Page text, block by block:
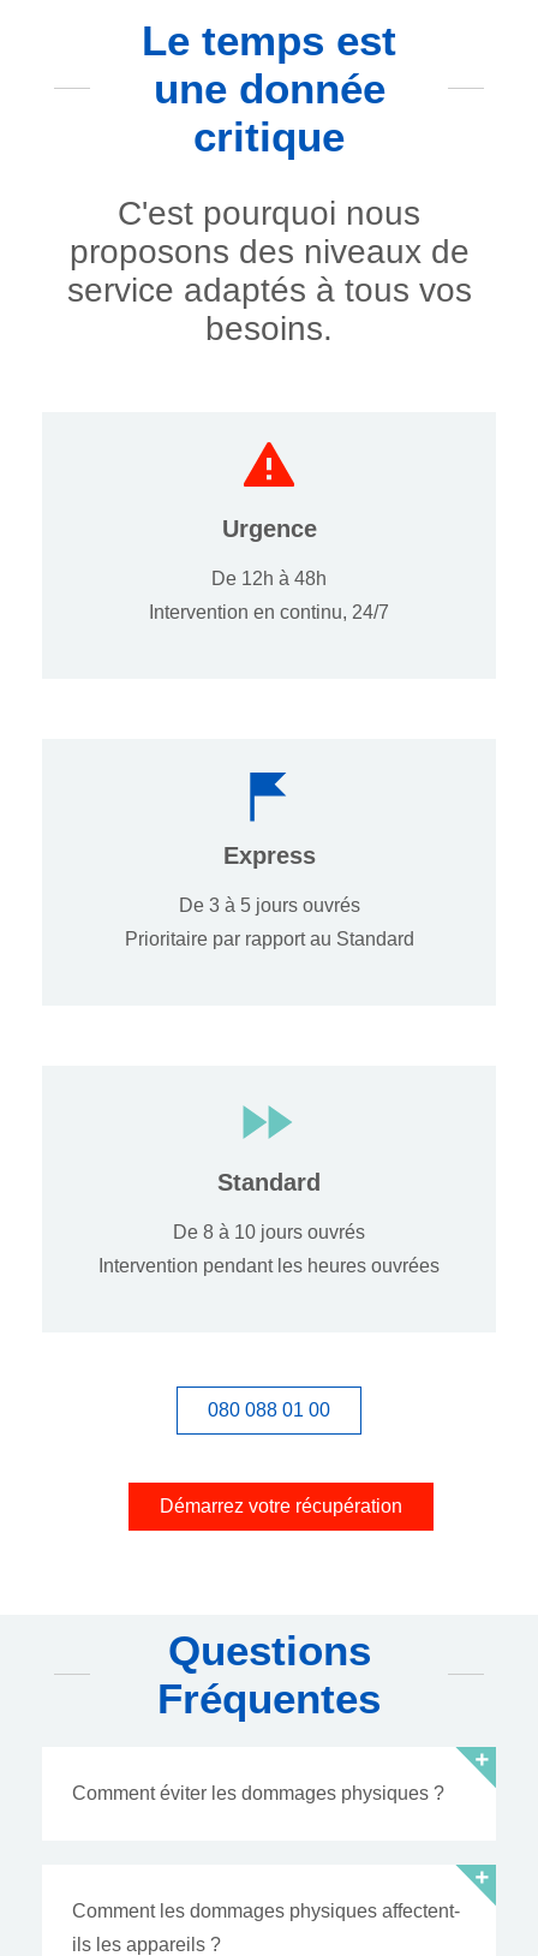
Le temps est
une donnée
critique
C'est pourquoi nous
proposons des niveaux de
service adaptés à tous vos
besoins.
Urgence
De 12h à 48h
Intervention en continu, 24/7
Express
De 3 à 5 jours ouvrés
Prioritaire par rapport au Standard
Standard
De 8 à 10 jours ouvrés
Intervention pendant les heures ouvrées
080 088 01 00
Démarrez votre récupération
Questions
Fréquentes
Comment éviter les dommages physiques ?
Comment les dommages physiques affectent-
ils les appareils ?